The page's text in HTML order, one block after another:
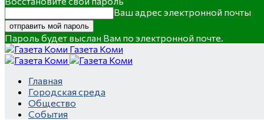
Ваш адрес электронной почты
Пароль будет выслан Вам по электронной почте.
Газета Коми
Главная
Городская среда
Общество
События